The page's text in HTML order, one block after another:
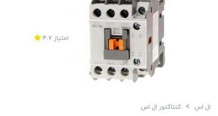
امتیاز 4.7
ال اس > کنتاکتور ال اس